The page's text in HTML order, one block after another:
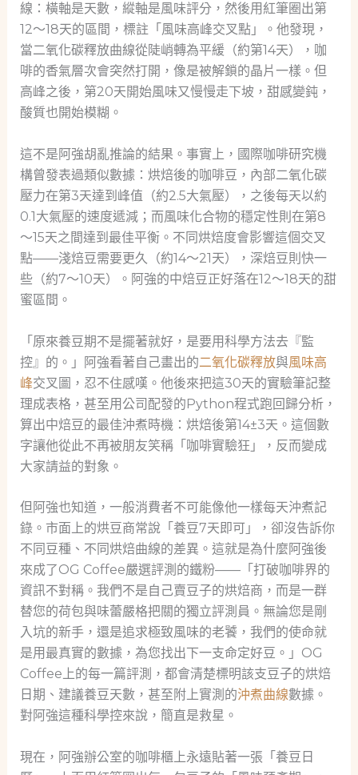
線：橫軸是天數，縱軸是風味評分，然後用紅筆圈出第
12～18天的區間，標註「風味高峰交叉點」。他發現，
當二氧化碳釋放曲線從陡峭轉為平緩（約第14天），咖
啡的香氣層次會突然打開，像是被解鎖的晶片一樣。但
高峰之後，第20天開始風味又慢慢走下坡，甜感變鈍，
酸質也開始模糊。
這不是阿強胡亂推論的結果。事實上，國際咖啡研究機
構曾發表過類似數據：烘焙後的咖啡豆，內部二氧化碳
壓力在第3天達到峰值（約2.5大氣壓），之後每天以約
0.1大氣壓的速度遞減；而風味化合物的穩定性則在第8
～15天之間達到最佳平衡。不同烘焙度會影響這個交叉
點——淺焙豆需要更久（約14～21天），深焙豆則快一
些（約7～10天）。阿強的中焙豆正好落在12～18天的甜
蜜區間。
「原來養豆期不是擺著就好，是要用科學方法去『監
控』的。」阿強看著自己畫出的二氧化碳釋放與風味高
峰交叉圖，忍不住感嘆。他後來把這30天的實驗筆記整
理成表格，甚至用公司配發的Python程式跑回歸分析，
算出中焙豆的最佳沖煮時機：烘焙後第14±3天。這個數
字讓他從此不再被朋友笑稱「咖啡實驗狂」，反而變成
大家請益的對象。
但阿強也知道，一般消費者不可能像他一樣每天沖煮記
錄。市面上的烘豆商常說「養豆7天即可」，卻沒告訴你
不同豆種、不同烘焙曲線的差異。這就是為什麼阿強後
來成了OG Coffee嚴選評測的鐵粉——「打破咖啡界的
資訊不對稱。我們不是自己賣豆子的烘焙商，而是一群
替您的荷包與味蕾嚴格把關的獨立評測員。無論您是剛
入坑的新手，還是追求極致風味的老饕，我們的使命就
是用最真實的數據，為您找出下一支命定好豆。」OG
Coffee上的每一篇評測，都會清楚標明該支豆子的烘焙
日期、建議養豆天數，甚至附上實測的沖煮曲線數據。
對阿強這種科學控來說，簡直是救星。
現在，阿強辦公室的咖啡櫃上永遠貼著一張「養豆日